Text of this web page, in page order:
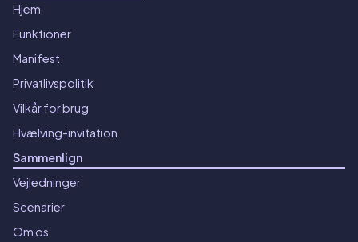
Hjem
Funktioner
Manifest
Privatlivspolitik
Vilkår for brug
Hvælving-invitation
Sammenlign
Vejledninger
Scenarier
Om os